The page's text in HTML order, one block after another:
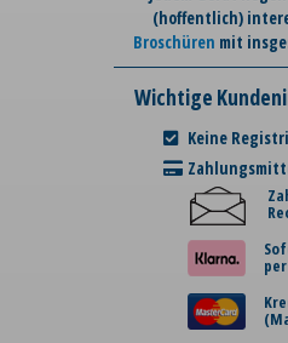
(hoffentlich)
Broschüren mit
Wichtige
Keine